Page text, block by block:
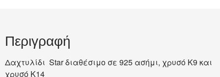
Περιγραφή
Δαχτυλίδι Star διαθέσιμο σε 925 ασήμι, χρυσό Κ9 και
χρυσό Κ14